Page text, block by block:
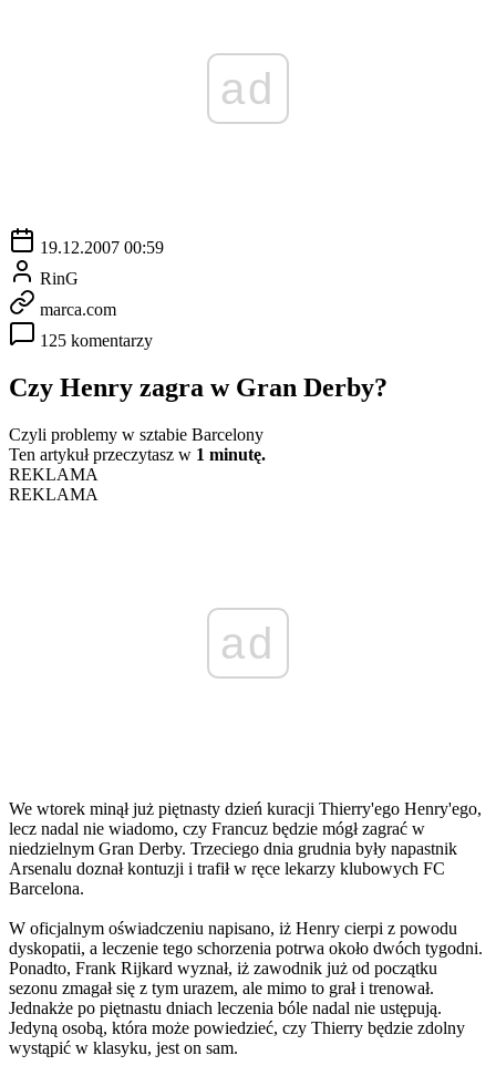
ad
19.12.2007 00:59
RinG
marca.com
125 komentarzy
Czy Henry zagra w Gran Derby?
Czyli problemy w sztabie Barcelony
Ten artykuł przeczytasz w 1 minutę.
REKLAMA
REKLAMA
ad
We wtorek minął już piętnasty dzień kuracji Thierry'ego Henry'ego,
lecz nadal nie wiadomo, czy Francuz będzie mógł zagrać w
niedzielnym Gran Derby. Trzeciego dnia grudnia były napastnik
Arsenalu doznał kontuzji i trafił w ręce lekarzy klubowych FC
Barcelona.
W oficjalnym oświadczeniu napisano, iż Henry cierpi z powodu
dyskopatii, a leczenie tego schorzenia potrwa około dwóch tygodni.
Ponadto, Frank Rijkard wyznał, iż zawodnik już od początku
sezonu zmagał się z tym urazem, ale mimo to grał i trenował.
Jednakże po piętnastu dniach leczenia bóle nadal nie ustępują.
Jedyną osobą, która może powiedzieć, czy Thierry będzie zdolny
wystąpić w klasyku, jest on sam.